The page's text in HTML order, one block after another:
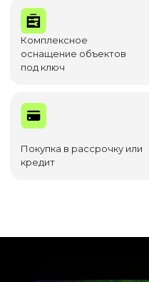
Комплексное
оснащение объектов
под ключ
Покупка в рассрочку или
кредит